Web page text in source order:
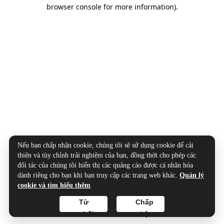
browser console for more information).
Nếu bạn chấp nhận cookie, chúng tôi sẽ sử dụng cookie để cải
thiện và tùy chỉnh trải nghiệm của bạn, đồng thời cho phép các
đối tác của chúng tôi hiển thị các quảng cáo được cá nhân hóa
dành riêng cho bạn khi bạn truy cập các trang web khác.Quản lý
cookie và tìm hiểu thêm
Chấp
nhận
Từ
chối